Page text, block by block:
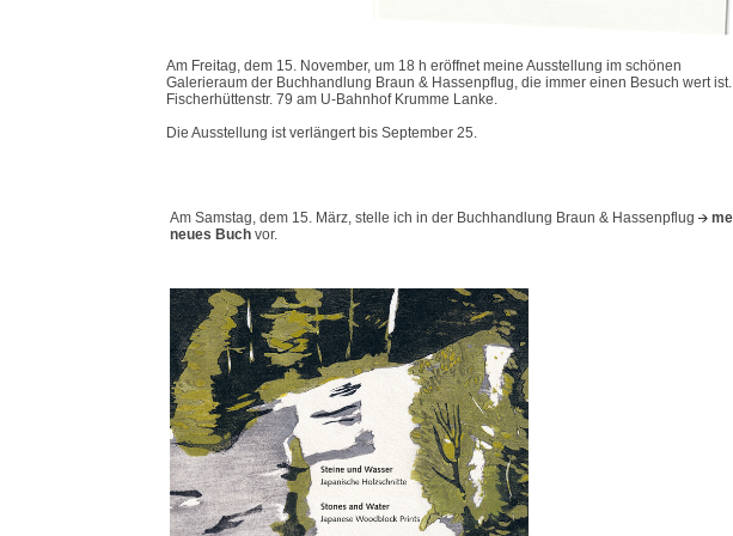
Am Freitag, dem 15. November, um 18 h eröffnet meine Ausstellung im schönen
Galerieraum der Buchhandlung Braun & Hassenpflug, die immer einen Besuch wert ist.
Fischerhüttenstr. 79 am U-Bahnhof Krumme Lanke.
Die Ausstellung ist verlängert bis September 25.
Am Samstag, dem 15. März, stelle ich in der Buchhandlung Braun & Hassenpflug
neues Buch vor.